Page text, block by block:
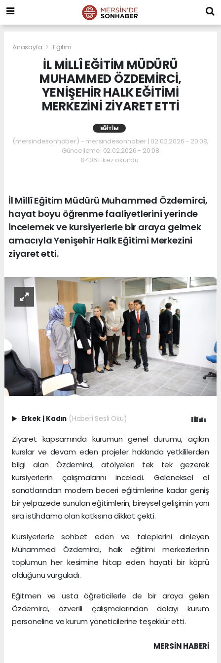
Anasayfa Eğitim
İL MİLLÎ EĞİTİM MÜDÜRÜ
MUHAMMED ÖZDEMİRCİ,
YENİŞEHİR HALK EĞİTİMİ
MERKEZİNİ ZİYARET ETTİ
EĞITIM
(mersindesonhaber) - mersindesonhaber | 02.02.2026 - 20:08,
Güncelleme: 02.02.2026 - 20:08
8406+ kez okundu.
İl Millî Eğitim Müdürü Muhammed Özdemirci,
hayat boyu öğrenme faaliyetlerini yerinde
incelemek ve kursiyerlerle bir araya gelmek
amacıyla Yenişehir Halk Eğitimi Merkezini
ziyaret etti.
Erkek Kadın (Haberi Sesli Oku)
Ziyaret kapsamında kurumun genel durumu, açılan
kurslar ve devam eden projeler hakkında yetkililerden
bilgi alan Özdemirci, atölyeleri tek tek gezerek
kursiyerlerin çalışmalarını inceledi. Geleneksel el
sanatlarından modern beceri eğitimlerine kadar geniş
bir yelpazede sunulan eğitimlerin, bireysel gelişimin yanı
sıra istihdama olan katkısına dikkat çekti.
Kursiyerlerle sohbet eden ve taleplerini dinleyen
Muhammed Özdemirci, halk eğitimi merkezlerinin
toplumun her kesimine hitap eden hayati bir köprü
olduğunu vurguladı.
Eğitmen ve usta öğreticilerle de bir araya gelen
Özdemirci, özverili çalışmalarından dolayı kurum
personeline ve kurum yöneticilerine teşekkür etti.
MERSIN HABERİ